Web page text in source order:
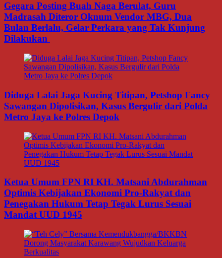
Gegara Posting Buah Naga Berulat, Guru
Madrasah Diteror Oknum Vendor MBG, Dua
Bulan Berlalu, Gelar Perkara yang Tak Kunjung
Dilakukan
Diduga Lalai Jaga Kucing Titipan, Petshop Fancy
Sawangan Dipolisikan, Kasus Bergulir dari Polda
Metro Jaya ke Polres Depok
Ketua Umum FPN RI KH. Matsani Abdurahman
Optimis Kebijakan Ekonomi Pro-Rakyat dan
Penegakan Hukum Tetap Tegak Lurus Sesuai
Mandat UUD 1945